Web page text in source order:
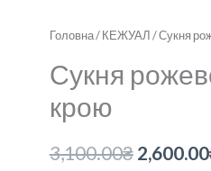
Головна/КЕЖУАЛ/ Сукня
Сукня
крою
3,100.00₴
ціна:
2,600.00
Сукня
кольору
вільного
кількість